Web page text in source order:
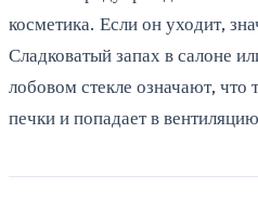
косметика. Если он уходит,
Сладковатый запах в салоне
лобовом стекле означают, что
печки и попадает в